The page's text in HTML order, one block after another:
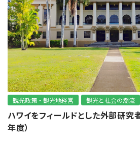
観光政策・観光地経営 観光と社会の潮流
ハワイをフィールドとした外部研究
年度）